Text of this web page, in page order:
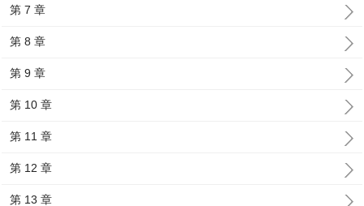
第 7 章
第 8 章
第 9 章
第 10 章
第 11 章
第 12 章
第 13 章